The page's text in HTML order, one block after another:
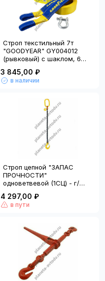
Строп текстильный 7т
"GOODYEAR" GY004012
(рывковый) с шаклом, 6
3 845,00 ₽
в наличии
Строп цепной "ЗАПАС
ПРОЧНОСТИ"
одноветвевой (1СЦ) - г/
4 297,00 ₽
в пути